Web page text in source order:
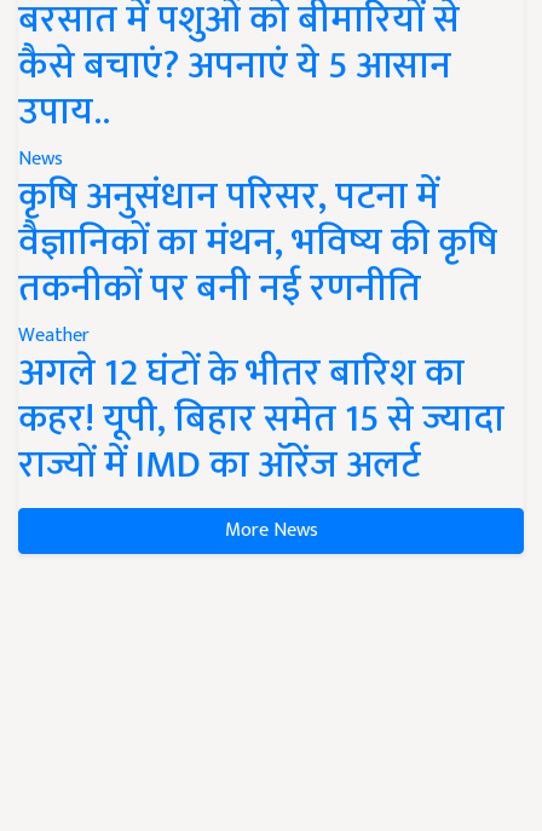
बरसात में पशुओं को बीमारियों से
कैसे बचाएं? अपनाएं ये 5 आसान
उपाय..
News
कृषि अनुसंधान परिसर, पटना में
वैज्ञानिकों का मंथन, भविष्य की कृषि
तकनीकों पर बनी नई रणनीति
Weather
अगले 12 घंटों के भीतर बारिश का
कहर! यूपी, बिहार समेत 15 से ज्यादा
राज्यों में IMD का ऑरेंज अलर्ट
More News